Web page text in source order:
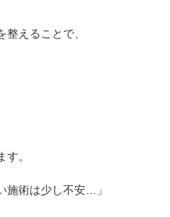
えることで、
。
施術は少し不安…」